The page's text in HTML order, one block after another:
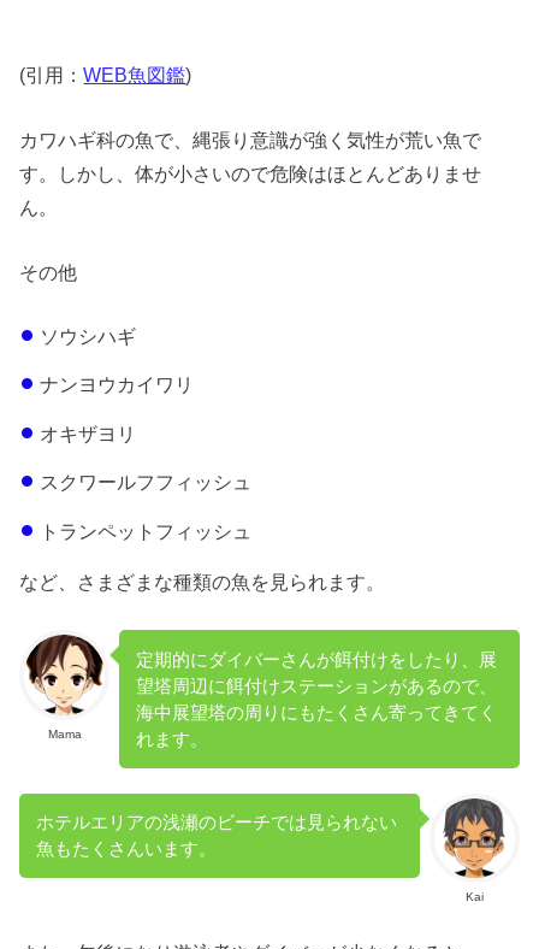
(引用：WEB魚図鑑)
カワハギ科の魚で、縄張り意識が強く気性が荒い魚で
す。しかし、体が小さいので危険はほとんどありませ
ん。
その他
ソウシハギ
ナンヨウカイワリ
オキザヨリ
スクワールフフィッシュ
トランペットフィッシュ
など、さまざまな種類の魚を見られます。
Mama
定期的にダイバーさんが餌付けをしたり、展
望塔周辺に餌付けステーションがあるので、
海中展望塔の周りにもたくさん寄ってきてく
れます。
Kai
ホテルエリアの浅瀬のビーチでは見られない
魚もたくさんいます。